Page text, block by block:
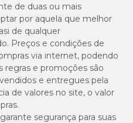
de duas ou mais
por aquela que melhor
de qualquer
Preços e condições de
via internet, podendo
regras e promoções são
e entregues pela
de valores no site, o valor
segurança para suas